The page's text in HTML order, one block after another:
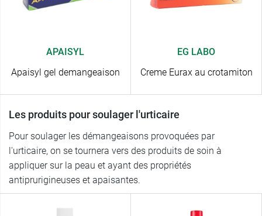
APAISYL
Apaisyl gel demangeaison
EG LABO
Creme Eurax au crotamiton
Les produits pour soulager l'urticaire
Pour soulager les démangeaisons provoquées par
l'urticaire, on se tournera vers des produits de soin à
appliquer sur la peau et ayant des propriétés
antiprurigineuses et apaisantes.